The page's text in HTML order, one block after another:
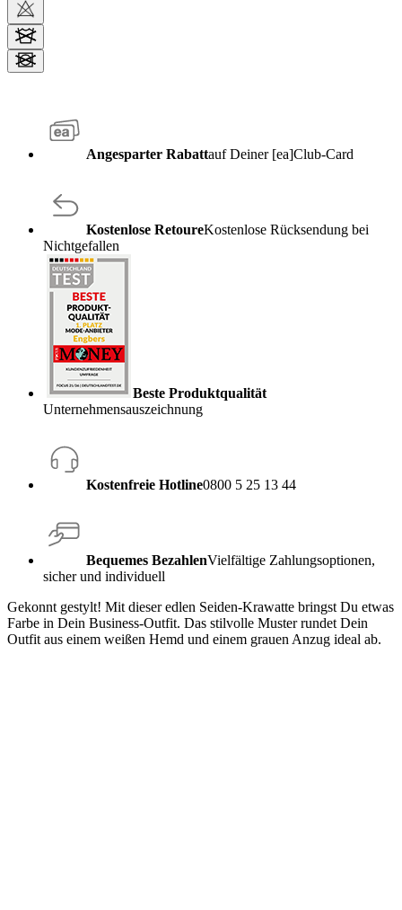
Angesparter Rabattauf Deiner [ea]Club-Card
Kostenlose RetoureKostenlose Rücksendung bei
Nichtgefallen
Beste Produktqualität
Unternehmensauszeichnung
Kostenfreie Hotline0800 5 25 13 44
Bequemes BezahlenVielfältige Zahlungsoptionen,
sicher und individuell
Gekonnt gestylt! Mit dieser edlen Seiden-Krawatte bringst Du etwas
Farbe in Dein Business-Outfit. Das stilvolle Muster rundet Dein
Outfit aus einem weißen Hemd und einem grauen Anzug ideal ab.